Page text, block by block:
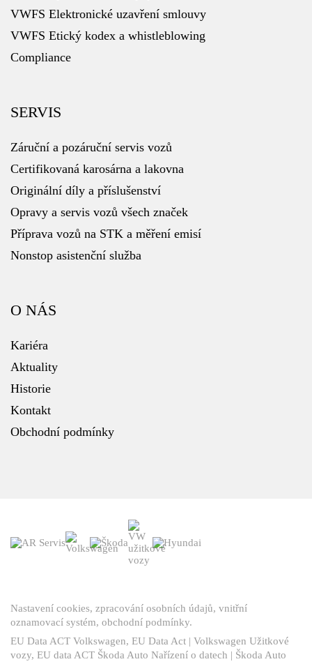
VWFS Elektronické uzavření smlouvy
VWFS Etický kodex a whistleblowing
Compliance
SERVIS
Záruční a pozáruční servis vozů
Certifikovaná karosárna a lakovna
Originální díly a příslušenství
Opravy a servis vozů všech značek
Příprava vozů na STK a měření emisí
Nonstop asistenční služba
O NÁS
Kariéra
Aktuality
Historie
Kontakt
Obchodní podmínky
Nastavení cookies, zpracování osobních údajů, vnitřní
oznamovací systém, obchodní podmínky.
EU Data ACT Volkswagen, EU Data Act | Volkswagen Užitkové
vozy, EU data ACT Škoda Auto Nařízení o datech | Škoda Auto